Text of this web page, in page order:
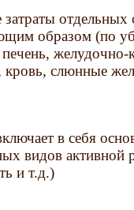
отдельных
образом (по
желудочно-
кровь, слюнные
в себя
видов активной
и т.д.)